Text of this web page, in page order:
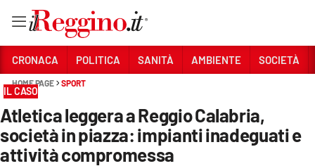
Sezioni
CRONACA
POLITICA
CRONACA POLITICA SANITÀ AMBIENTE SOCIETÀ
HOME PAGE SPORT
IL CASO
Atletica leggera a Reggio Calabria,
società in piazza: impianti inadeguati e
attività compromessa